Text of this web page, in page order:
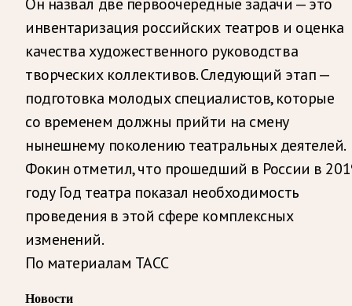
инвентаризация российских театров и оценка
качества художественного руководства
творческих коллективов. Следующий этап —
подготовка молодых специалистов, которые
со временем должны прийти на смену
нынешнему поколению театральных деятелей.
Фокин отметил, что прошедший в России в
году Год театра показал необходимость
проведения в этой сфере комплексных
изменений.
По материалам ТАСС
Новости